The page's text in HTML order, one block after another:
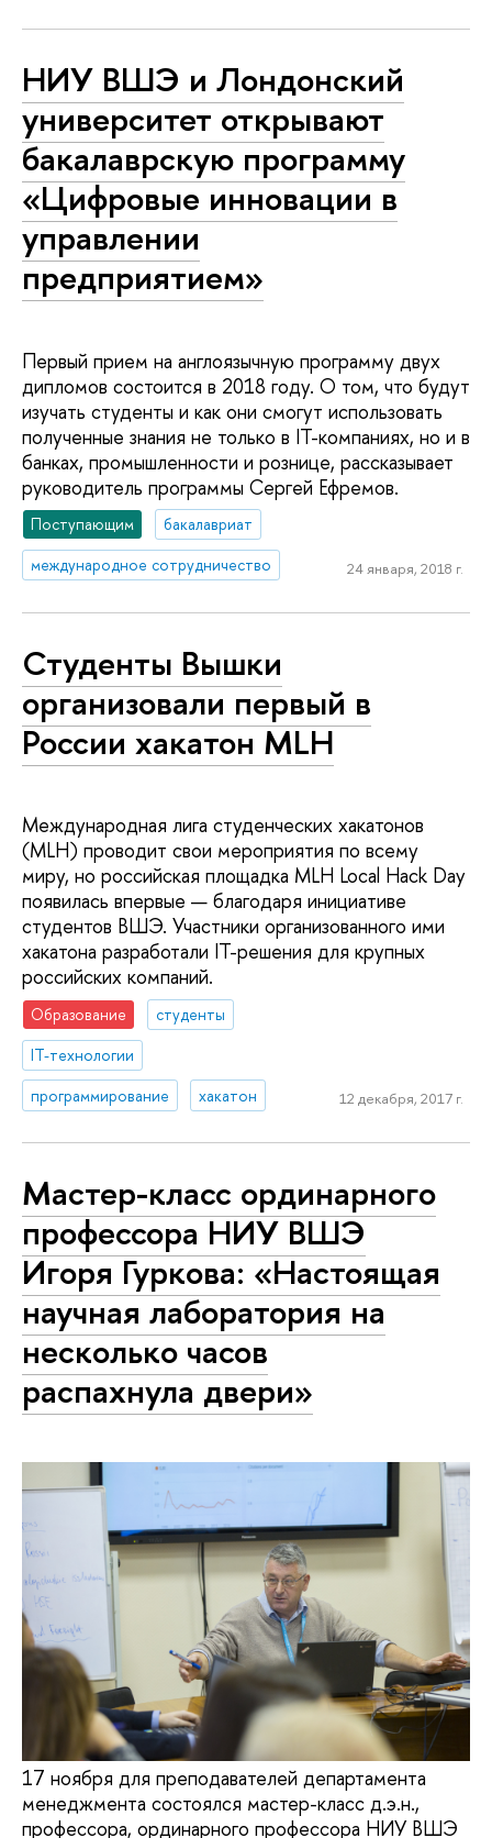
НИУ ВШЭ и Лондонский
университет открывают
бакалаврскую программу
«Цифровые инновации в
управлении
предприятием»
Первый прием на англоязычную программу двух
дипломов состоится в 2018 году. О том, что будут
изучать студенты и как они смогут использовать
полученные знания не только в IT-компаниях, но и в
банках, промышленности и рознице, рассказывает
руководитель программы Сергей Ефремов.
Поступающим
бакалавриат
международное сотрудничество
24 января, 2018 г.
Студенты Вышки
организовали первый в
России хакатон MLH
Международная лига студенческих хакатонов
(MLH) проводит свои мероприятия по всему
миру, но российская площадка MLH Local Hack Day
появилась впервые — благодаря инициативе
студентов ВШЭ. Участники организованного ими
хакатона разработали IT-решения для крупных
российских компаний.
Образование
студенты
IT-технологии
программирование
хакатон 12 декабря, 2017 г.
Мастер-класс ординарного
профессора НИУ ВШЭ
Игоря Гуркова: «Настоящая
научная лаборатория на
несколько часов
распахнула двери»
17 ноября для преподавателей департамента
менеджмента состоялся мастер-класс д.э.н.,
профессора, ординарного профессора НИУ ВШЭ